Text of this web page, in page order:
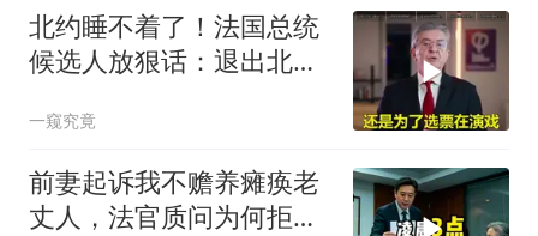
北约睡不着了！法国总统
候选人放狠话：退出北
一窥究竟
前妻起诉我不赡养瘫痪老
丈人，法官质问为何拒不